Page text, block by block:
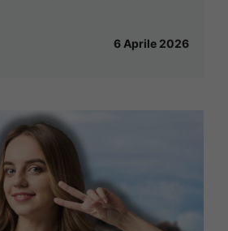
6 Aprile 2026